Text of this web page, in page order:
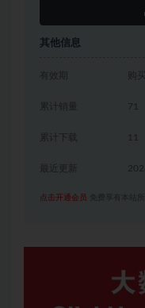
其他信息
有效期 购
累计销量 71
累计下载 11
点击开通会员 免费享有本站